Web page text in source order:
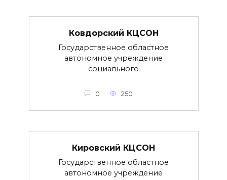
Ковдорский КЦСОН
Государственное областное
автономное учреждение
социального
0 250
Кировский КЦСОН
Государственное областное
автономное учреждение